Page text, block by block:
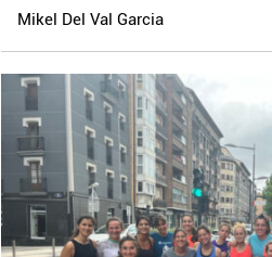
Mikel Del Val Garcia